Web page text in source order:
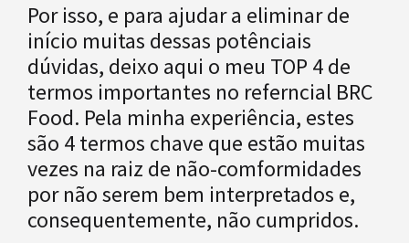
Por isso, e para ajudar a eliminar de
início muitas dessas potênciais
dúvidas, deixo aqui o meu TOP 4 de
termos importantes no referncial BRC
Food. Pela minha experiência, estes
são 4 termos chave que estão muitas
vezes na raiz de não-comformidades
por não serem bem interpretados e,
consequentemente, não cumpridos.